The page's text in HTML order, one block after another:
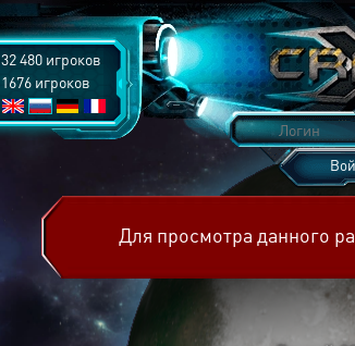
32 480 игроков
1676 игроков
Для просмотра данного